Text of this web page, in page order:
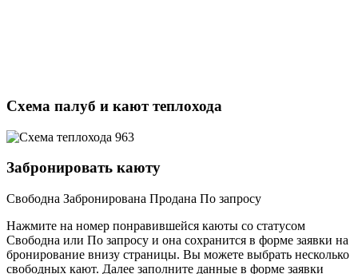
Схема палуб и кают теплохода
Забронировать каюту
Свободна Забронирована Продана По запросу
Нажмите на номер понравившейся каюты со статусом
Свободна или По запросу и она сохранится в форме заявки на
бронирование внизу страницы. Вы можете выбрать несколько
свободных кают. Далее заполните данные в форме заявки